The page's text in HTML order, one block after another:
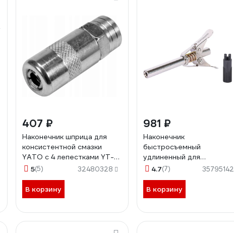
407 ₽
Наконечник шприца для
консистентной смазки
YATO с 4 лепестками YT-
07102
5(5) 32480328
В корзину
981 ₽
Наконечник
быстросъемный
удлиненный для
плунжерного шприца +
NORDBERG NO9017
4.7(7) 35795142
В корзину